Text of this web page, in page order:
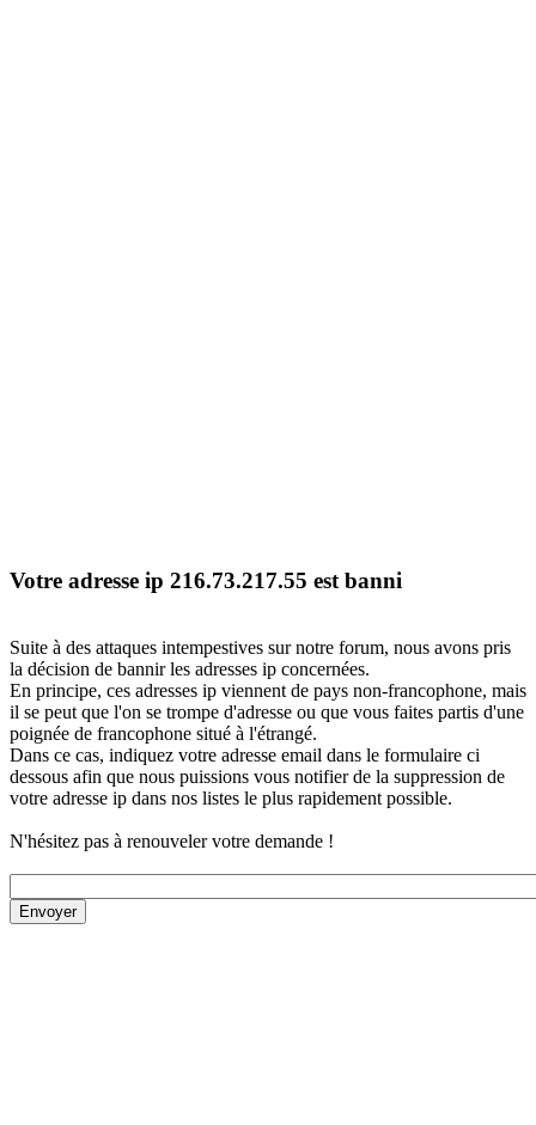
Votre adresse ip 216.73.217.55 est banni
Suite à des attaques intempestives sur notre forum, nous avons pris
la décision de bannir les adresses ip concernées.
En principe, ces adresses ip viennent de pays non-francophone, mais
il se peut que l'on se trompe d'adresse ou que vous faites partis d'une
poignée de francophone situé à l'étrangé.
Dans ce cas, indiquez votre adresse email dans le formulaire ci
dessous afin que nous puissions vous notifier de la suppression de
votre adresse ip dans nos listes le plus rapidement possible.
N'hésitez pas à renouveler votre demande !